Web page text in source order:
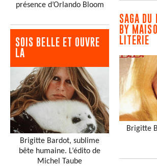
présence d’Orlando Bloom
SOIS BELLE ET OUVRE
LA
Brigitte Bardot, sublime
bête humaine. L’édito de
Michel Taube
SAGA DU
BY
LITERIE
Brigitte